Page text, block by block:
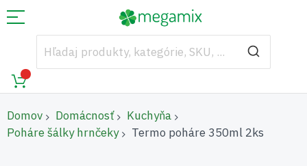
Domov Domácnosť
Kuchyňa
Poháre šálky hrnčeky
Termo poháre 350ml 2ks